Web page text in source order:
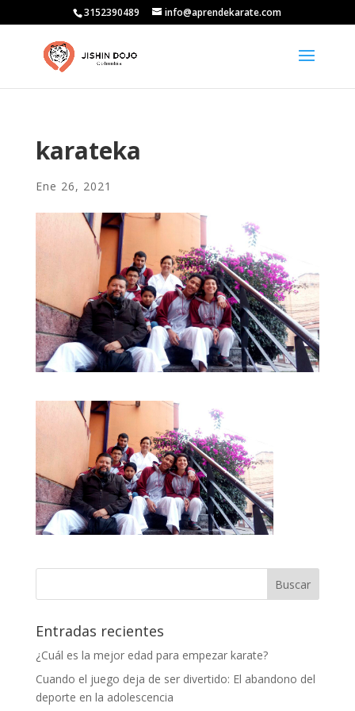
3152390489 info@aprendekarate.com
karateka
Ene 26, 2021
Entradas recientes
¿Cuál es la mejor edad para empezar karate?
Cuando el juego deja de ser divertido: El abandono del
deporte en la adolescencia